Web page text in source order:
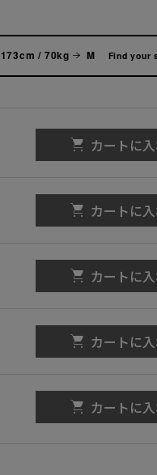
173cm / 70kg M Find your
カートに
カートに
カートに
カートに
カートに